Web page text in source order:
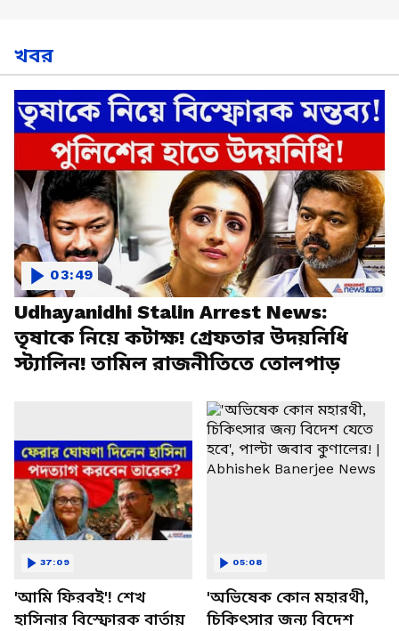
খবর
Udhayanidhi Stalin Arrest News:
তৃষাকে নিয়ে কটাক্ষ! গ্রেফতার উদয়নিধি
স্ট্যালিন! তামিল রাজনীতিতে তোলপাড়
03:49
'আমি ফিরবই'! শেখ
হাসিনার বিস্ফোরক বার্তায়
37:09
'অভিষেক কোন মহারথী,
চিকিৎসার জন্য বিদেশ
05:08